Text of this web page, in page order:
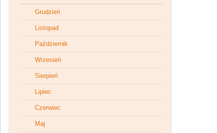
Grudzień
Listopad
Październik
Wrzesień
Sierpień
Lipiec
Czerwiec
Maj